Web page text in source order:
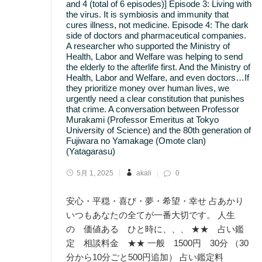
and 4 (total of 6 episodes)] Episode 3: Living with
the virus. It is symbiosis and immunity that
cures illness, not medicine. Episode 4: The dark
side of doctors and pharmaceutical companies.
A researcher who supported the Ministry of
Health, Labor and Welfare was helping to send
the elderly to the afterlife first. And the Ministry of
Health, Labor and Welfare, and even doctors…If
they prioritize money over human lives, we
urgently need a clear constitution that punishes
that crime. A conversation between Professor
Murakami (Professor Emeritus at Tokyo
University of Science) and the 80th generation of
Fujiwara no Yamakage (Omote clan)
(Yatagarasu)
5月 1, 2025 akali 0
安心・平穏・喜び・夢・希望・幸せ 占あかり
いつもあなたの全てが一番大切です。 人生
の 価値ある ひと時に、、、 ★★ 占い鑑
定 相談料金 ★★ 一般 1500円 30分 （30
分から10分ごと500円追加） 占い鑑定料